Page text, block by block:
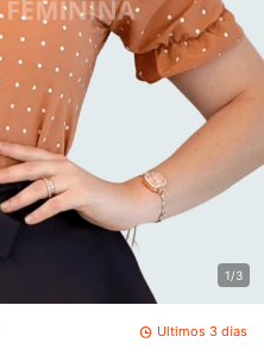
1/3
Últimos 3 dias